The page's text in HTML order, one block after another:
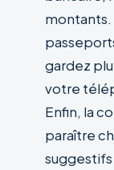
montants.
gardez
votre
Enfin, la
paraître